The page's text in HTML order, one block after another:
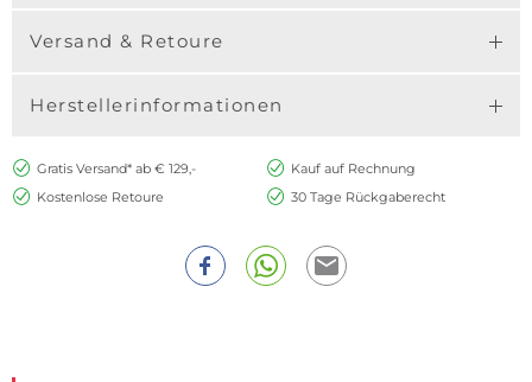
Versand & Retoure
Herstellerinformationen
Gratis Versand* ab € 129,-
Kauf auf Rechnung
Kostenlose Retoure
30 Tage Rückgaberecht